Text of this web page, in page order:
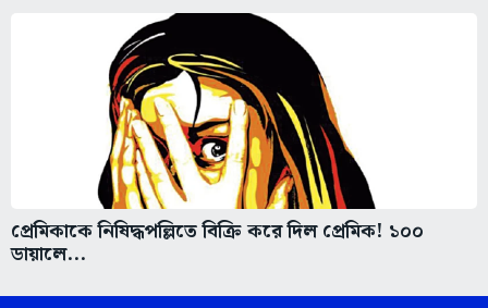
প্রেমিকাকে নিষিদ্ধপল্লিতে বিক্রি করে দিল প্রেমিক! ১০০
ডায়ালে...